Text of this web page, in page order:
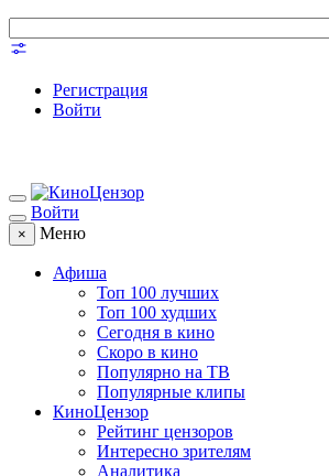
Регистрация
Войти
Войти
× Меню
Афиша
Топ 100 лучших
Топ 100 худших
Сегодня в кино
Скоро в кино
Популярно на ТВ
Популярные клипы
КиноЦензор
Рейтинг цензоров
Интересно зрителям
Аналитика